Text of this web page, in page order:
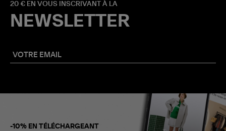
20 € EN VOUS INSCRIVANT À LA
NEWSLETTER
-10% EN TÉLÉCHARGEANT